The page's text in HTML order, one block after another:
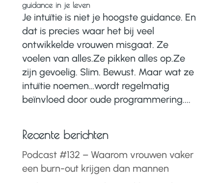
guidance in je leven
Je intuïtie is niet je hoogste guidance. En
dat is precies waar het bij veel
ontwikkelde vrouwen misgaat. Ze
voelen van alles.Ze pikken alles op.Ze
zijn gevoelig. Slim. Bewust. Maar wat ze
intuïtie noemen…wordt regelmatig
beïnvloed door oude programmering....
Recente berichten
Podcast #132 – Waarom vrouwen vaker
een burn-out krijgen dan mannen